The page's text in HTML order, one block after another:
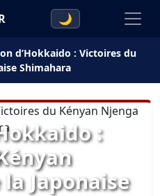
🌙
d’Hokkaido : Victoires du
Shimahara
:
Japonaise